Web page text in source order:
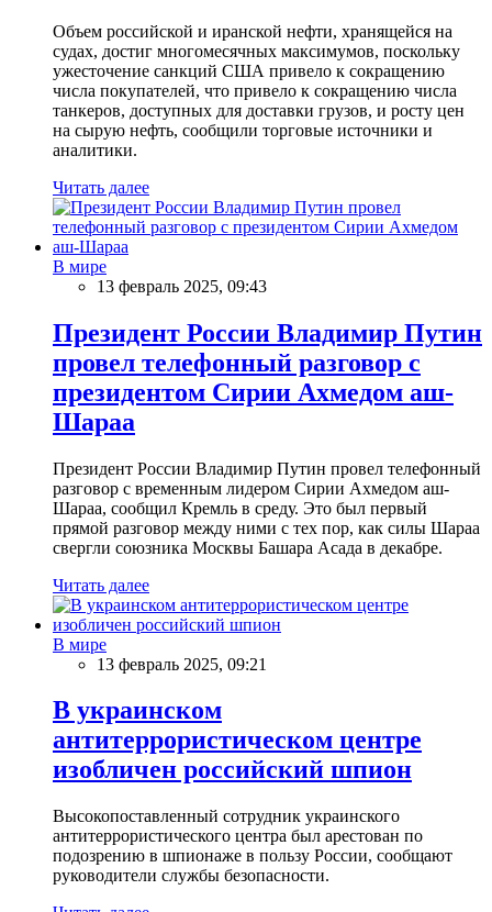
Объем российской и иранской нефти, хранящейся на
судах, достиг многомесячных максимумов, поскольку
ужесточение санкций США привело к сокращению
числа покупателей, что привело к сокращению числа
танкеров, доступных для доставки грузов, и росту цен
на сырую нефть, сообщили торговые источники и
аналитики.
Читать далее
В мире
13 февраль 2025, 09:43
Президент России Владимир Путин
провел телефонный разговор с
президентом Сирии Ахмедом аш-
Шараа
Президент России Владимир Путин провел телефонный
разговор с временным лидером Сирии Ахмедом аш-
Шараа, сообщил Кремль в среду. Это был первый
прямой разговор между ними с тех пор, как силы Шараа
свергли союзника Москвы Башара Асада в декабре.
Читать далее
В мире
13 февраль 2025, 09:21
В украинском
антитеррористическом центре
изобличен российский шпион
Высокопоставленный сотрудник украинского
антитеррористического центра был арестован по
подозрению в шпионаже в пользу России, сообщают
руководители службы безопасности.